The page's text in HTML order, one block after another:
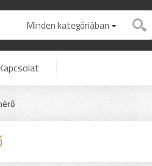
Minden kategóriában